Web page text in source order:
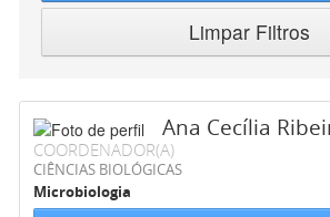
Limpar Filtros
Ana Cecília
COORDENADOR(A)
CIÊNCIAS BIOLÓGICAS
Microbiologia